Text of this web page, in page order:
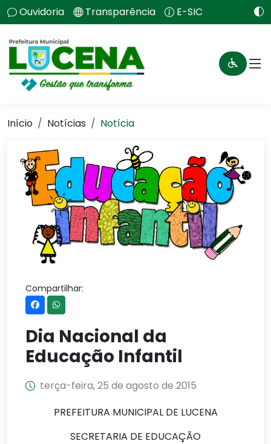
Ouvidoria Transparência E-SIC
Início Notícias Notícia
Compartilhar:
Dia Nacional da
Educação Infantil
terça-feira, 25 de agosto de 2015
PREFEITURA MUNICIPAL DE LUCENA
SECRETARIA DE EDUCAÇÃO